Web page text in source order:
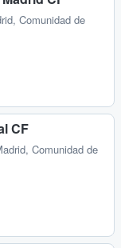
Comunidad de
CF
Comunidad de